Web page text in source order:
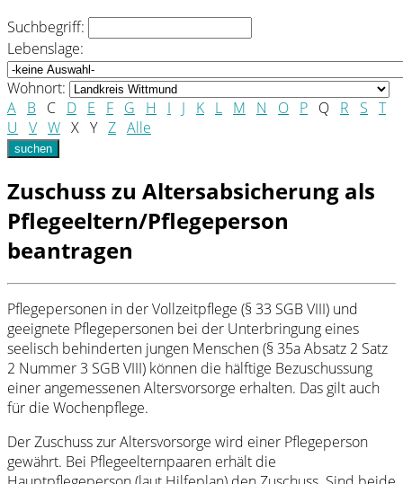
Suchbegriff:
Lebenslage:
Wohnort:
A B C D E F G H I J K L M N O P Q R S T
U
V W X Y Z Alle
suchen
Zuschuss zu Altersabsicherung als
Pflegeeltern/Pflegeperson
beantragen
Pflegepersonen in der Vollzeitpflege (§ 33 SGB VIII) und
geeignete Pflegepersonen bei der Unterbringung eines
seelisch behinderten jungen Menschen (§ 35a Absatz 2 Satz
2 Nummer 3 SGB VIII) können die hälftige Bezuschussung
einer angemessenen Altersvorsorge erhalten. Das gilt auch
für die Wochenpflege.
Der Zuschuss zur Altersvorsorge wird einer Pflegeperson
gewährt. Bei Pflegeelternpaaren erhält die